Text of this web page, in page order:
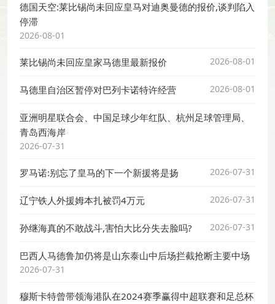
德国天空:莱比锡尚未回应皇马对迪奥曼德的报价,谈判陷入
停滞
2026-08-01
莱比锡尚未回应皇家马德里最新报价 2026-08-01
马德里自治区暂停对巴列卡诺特许经营 2026-08-01
亚洲明星联合会、中国足球少年红队、杭州足球管理局、
青岛西海岸
2026-07-31
罗马诺:别忘了皇马的下一个新援将是扬 2026-07-31
辽宁铁人外援姆本扎被罚4万元 2026-07-31
孙继海真的不敢战斗,害怕大比分失去脸吗? 2026-07-31
巴西人马德鲁加仍将是山东泰山中后场拦截抢断主要中场
2026-07-31
穆斯卡特曾带领海港队在2024赛季赢得中超联赛和足总杯